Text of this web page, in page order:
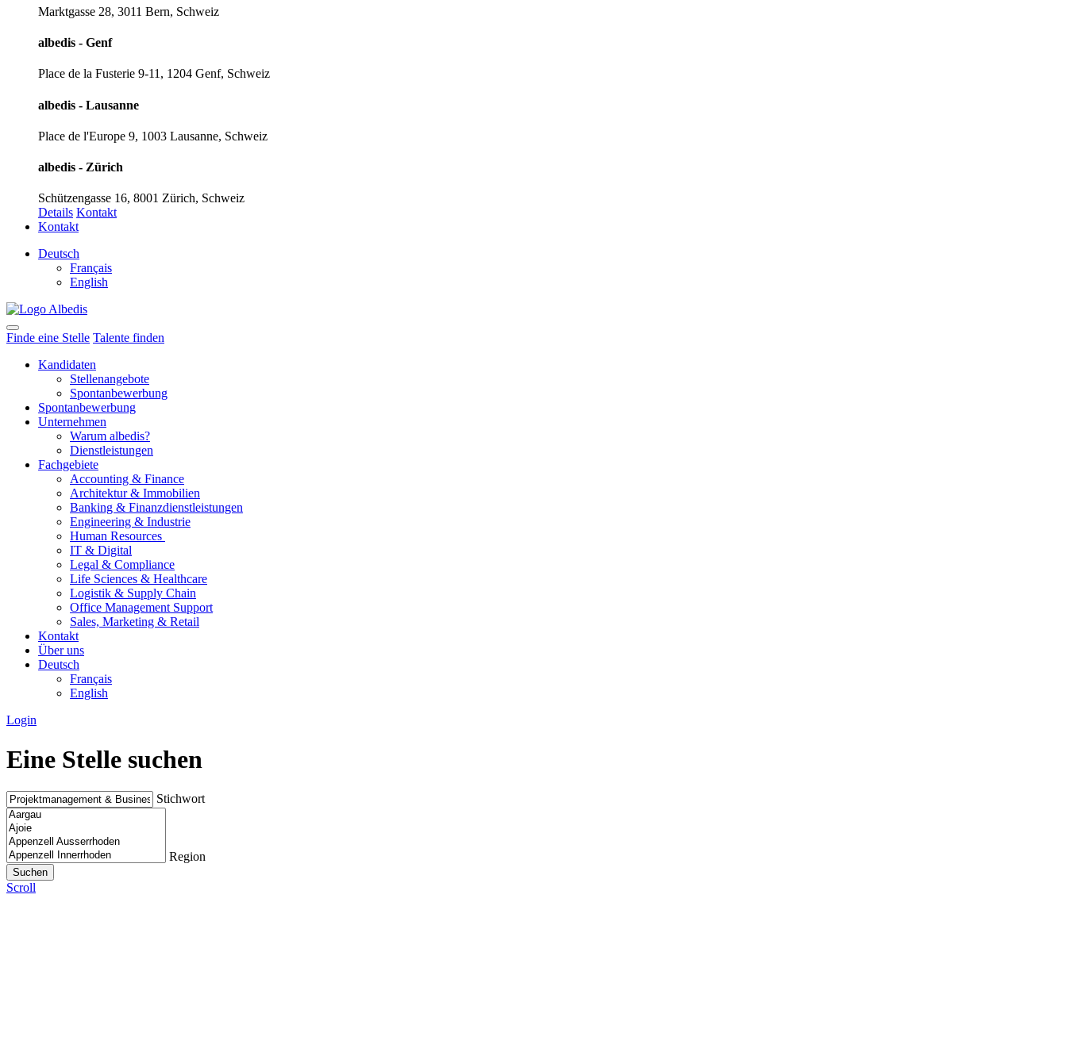
Marktgasse 28, 3011 Bern, Schweiz
albedis - Genf
Place de la Fusterie 9-11, 1204 Genf, Schweiz
albedis - Lausanne
Place de l'Europe 9, 1003 Lausanne, Schweiz
albedis - Zürich
Schützengasse 16, 8001 Zürich, Schweiz
Details Kontakt
Kontakt
Deutsch
Français
English
Finde eine Stelle Talente finden
Kandidaten
Stellenangebote
Spontanbewerbung
Spontanbewerbung
Unternehmen
Warum albedis?
Dienstleistungen
Fachgebiete
Accounting & Finance
Architektur & Immobilien
Banking & Finanzdienstleistungen
Engineering & Industrie
Human Resources
IT & Digital
Legal & Compliance
Life Sciences & Healthcare
Logistik & Supply Chain
Office Management Support
Sales, Marketing & Retail
Kontakt
Über uns
Deutsch
Français
English
Login
Eine Stelle suchen
Stichwort
Region
Scroll